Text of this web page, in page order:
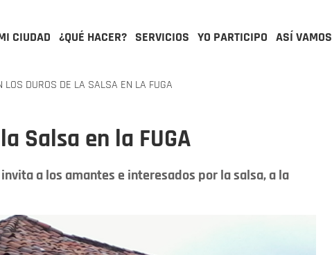
CIUDAD ¿QUÉ HACER? SERVICIOS YO PARTICIPO ASÍ VAMOS
LOS DUROS DE LA SALSA EN LA FUGA
Salsa en la FUGA
a los amantes e interesados por la salsa, a la